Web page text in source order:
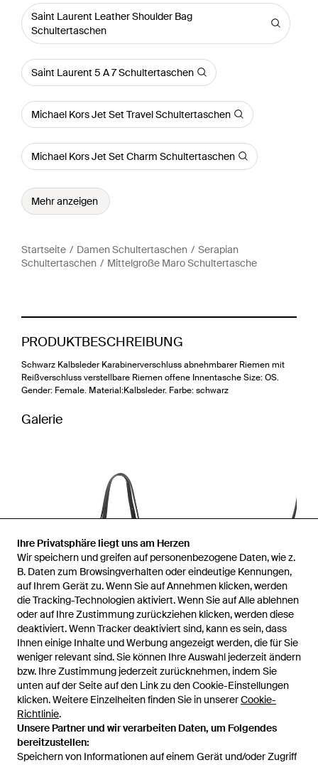
Ihre Privatsphäre liegt uns am Herzen
Wir speichern und greifen auf personenbezogene Daten, wie z.
B. Daten zum Browsingverhalten oder eindeutige Kennungen,
auf Ihrem Gerät zu. Wenn Sie auf Annehmen klicken, werden
die Tracking-Technologien aktiviert. Wenn Sie auf Alle ablehnen
oder auf Ihre Zustimmung zurückziehen klicken, werden diese
deaktiviert. Wenn Tracker deaktiviert sind, kann es sein, dass
Ihnen einige Inhalte und Werbung angezeigt werden, die für Sie
weniger relevant sind. Sie können Ihre Auswahl jederzeit ändern
bzw. Ihre Zustimmung jederzeit zurücknehmen, indem Sie
unten auf der Seite auf den Link zu den Cookie-Einstellungen
klicken. Weitere Einzelheiten finden Sie in unsererCookie-
Richtlinie.
Unsere Partner und wir verarbeiten Daten, um Folgendes
bereitzustellen:
Speichern von Informationen auf einem Gerät und/oder Zugriff
Saint Laurent Leather Shoulder Bag
Schultertaschen
Saint Laurent 5 A 7 Schultertaschen
Michael Kors Jet Set Travel Schultertaschen
Michael Kors Jet Set Charm Schultertaschen
Mehr anzeigen
Startseite Damen Schultertaschen
Serapian
Schultertaschen
Mittelgroße Maro Schultertasche
PRODUKTBESCHREIBUNG
Schwarz Kalbsleder Karabinerverschluss abnehmbarer Riemen mit
Reißverschluss verstellbare Riemen offene Innentasche Size: OS.
Gender: Female. Material:Kalbsleder. Farbe: schwarz
Galerie
2
Zuvor verkauft bei: